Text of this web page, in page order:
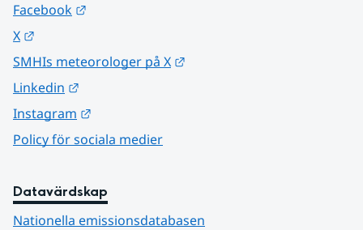
Facebook
X
SMHIs meteorologer på X
Linkedin
Instagram
Policy för sociala medier
Datavärdskap
Nationella emissionsdatabasen